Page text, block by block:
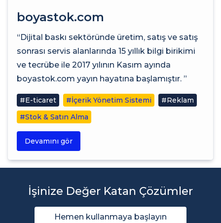
boyastok.com
“Dijital baskı sektöründe üretim, satış ve satış
sonrası servis alanlarında 15 yıllık bilgi birikimi
ve tecrübe ile 2017 yılının Kasım ayında
boyastok.com yayın hayatına başlamıştır. ”
#E-ticaret #İçerik Yönetim Sistemi
#Reklam
#Stok & Satın Alma
Devamını gör
İşinize Değer Katan Çözümler
Hemen kullanmaya başlayın